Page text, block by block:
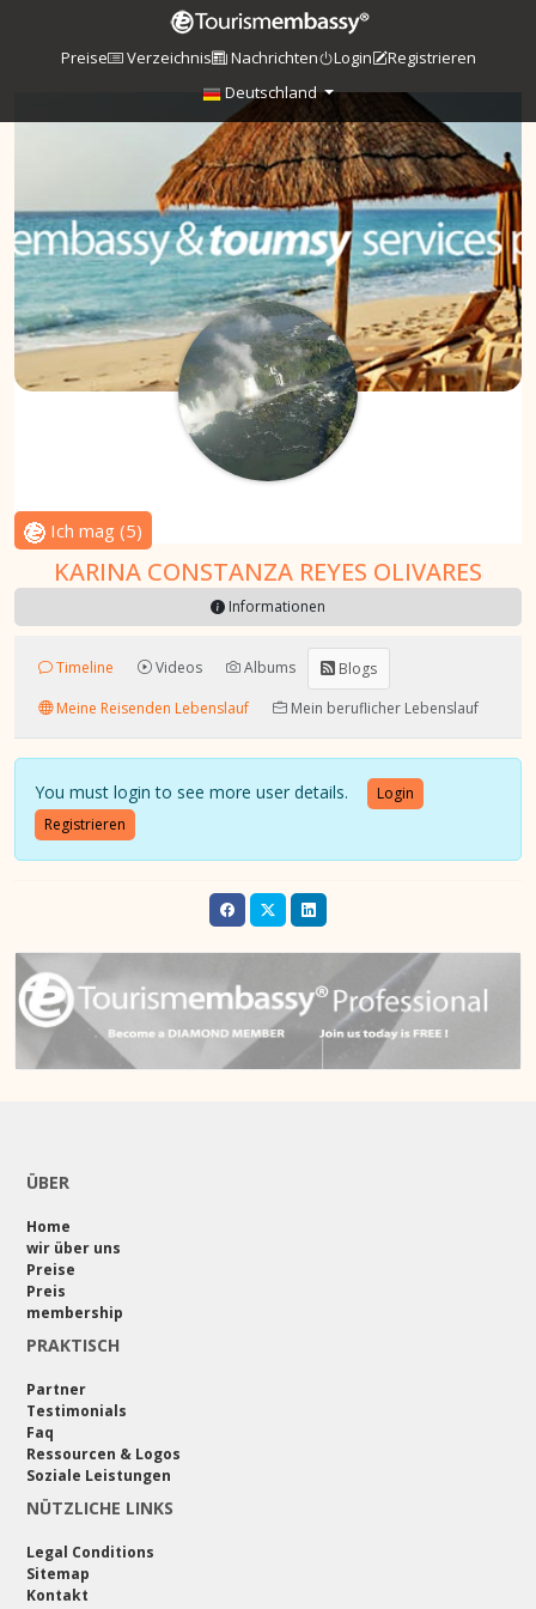
Preise Verzeichnis Nachrichten Login
Registrieren
Deutschland
Ich mag (5)
KARINA CONSTANZA REYES OLIVARES
Informationen
Timeline Videos Albums
Blogs
Meine Reisenden Lebenslauf
Mein beruflicher Lebenslauf
You must login to see more user details.
Login
Registrieren
ÜBER
Home
wir über uns
Preise
Preis
membership
PRAKTISCH
Partner
Testimonials
Faq
Ressourcen & Logos
Soziale Leistungen
NÜTZLICHE LINKS
Legal Conditions
Sitemap
Kontakt